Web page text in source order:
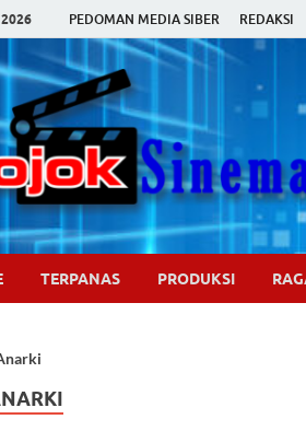
PEDOMAN MEDIA SIBER REDAKSI
TERPANAS PRODUKSI